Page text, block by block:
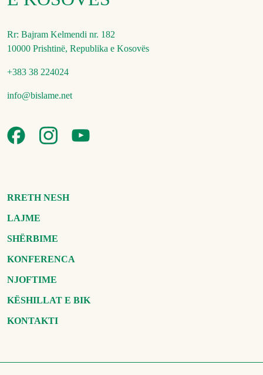
Rr: Bajram Kelmendi nr. 182
10000 Prishtinë, Republika e Kosovës
+383 38 224024
info@bislame.net
RRETH NESH
LAJME
SHËRBIME
KONFERENCA
NJOFTIME
KËSHILLAT E BIK
KONTAKTI